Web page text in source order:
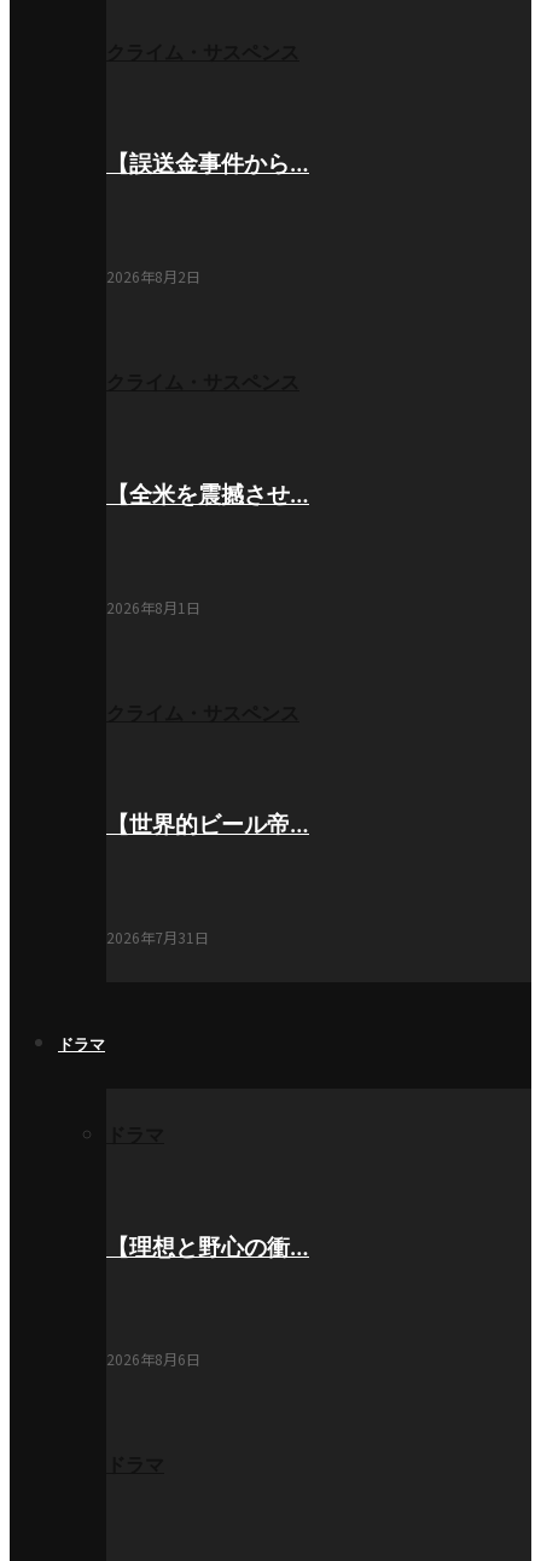
【誤送金事件から…
2026年8月2日
【全米を震撼させ…
2026年8月1日
【世界的ビール帝…
2026年7月31日
ドラマ
【理想と野心の衝…
2026年8月6日